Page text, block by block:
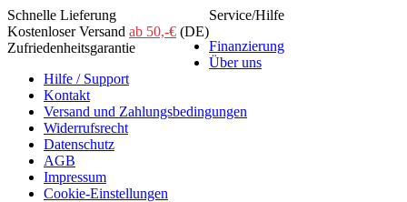
Schnelle Lieferung
Kostenloser Versand ab 50,-€ (DE)
Zufriedenheitsgarantie
Service/Hilfe
Finanzierung
Über uns
Hilfe / Support
Kontakt
Versand und Zahlungsbedingungen
Widerrufsrecht
Datenschutz
AGB
Impressum
Cookie-Einstellungen